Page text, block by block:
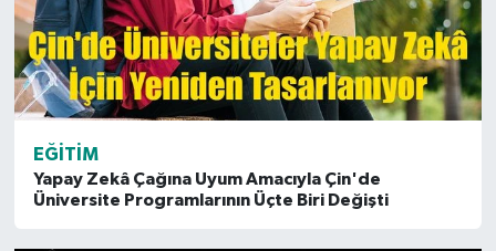
EĞITIM
Yapay Zekâ Çağına Uyum Amacıyla Çin'de
Üniversite Programlarının Üçte Biri Değişti